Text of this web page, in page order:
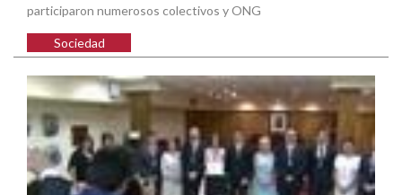
participaron numerosos colectivos y ONG
Sociedad